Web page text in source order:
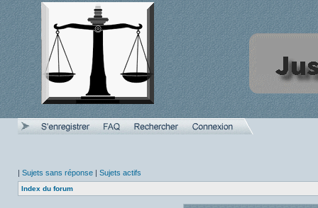
| Sujets sans réponse | Sujets actifs
Index du forum